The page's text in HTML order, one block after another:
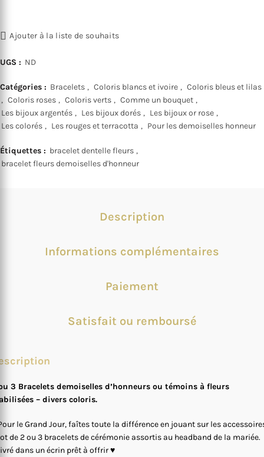
Ajouter à la liste de souhaits
UGS : ND
Catégories : Bracelets , Coloris blancs et ivoire , Coloris bleus et lilas
, Coloris roses , Coloris verts , Comme un bouquet ,
Les bijoux argentés , Les bijoux dorés , Les bijoux or rose ,
Les colorés , Les rouges et terracotta , Pour les demoiselles honneur
Étiquettes : bracelet dentelle fleurs ,
bracelet fleurs demoiselles d'honneur
Description
Informations complémentaires
Paiement
Satisfait ou remboursé
3 Bracelets demoiselles d’honneurs ou témoins à fleurs
– divers coloris.
le Grand Jour, faîtes toute la différence en jouant sur les
de 2 ou 3 bracelets de cérémonie assortis au headband de la mariée.
dans un écrin prêt à offrir ♥